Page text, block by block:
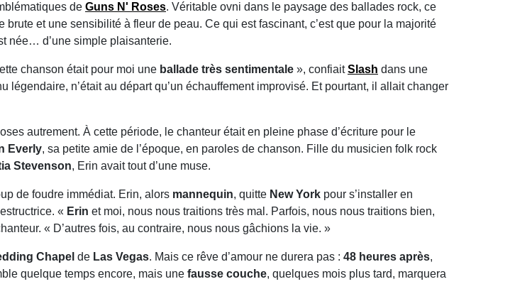
de Guns N' Roses. Véritable ovni dans le paysage des ballades rock, ce
et une sensibilité à fleur de peau. Ce qui est fascinant, c’est que pour la majorité
née… d’une simple plaisanterie.
chanson était pour moi une ballade très sentimentale », confiaitSlash dans une
légendaire, n’était au départ qu’un échauffement improvisé. Et pourtant, il allait changer
autrement. À cette période, le chanteur était en pleine phase d’écriture pour le
Everly, sa petite amie de l’époque, en paroles de chanson. Fille du musicien folk rock
Stevenson, Erin avait tout d’une muse.
de foudre immédiat. Erin, alors mannequin, quitte New York pour s’installer en
« Erin et moi, nous nous traitions très mal. Parfois, nous nous traitions bien,
« D’autres fois, au contraire, nous nous gâchions la vie. »
Chapel de Las Vegas. Mais ce rêve d’amour ne durera pas : 48 heures après,
quelque temps encore, mais une fausse couche, quelques mois plus tard, marquera